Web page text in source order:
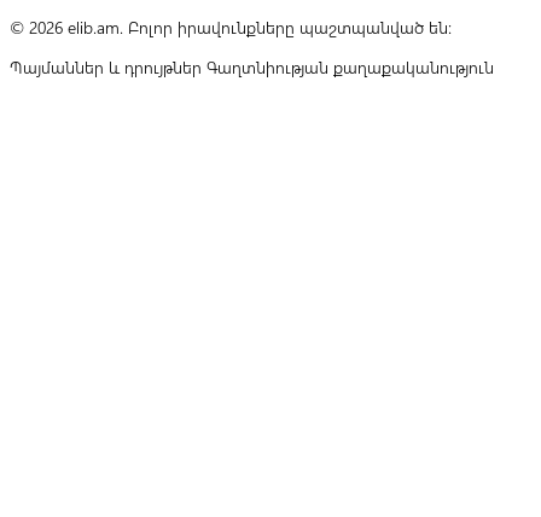
© 2026 elib.am. Բոլոր իրավունքները պաշտպանված են:
Պայմաններ և դրույթներ Գաղտնիության քաղաքականություն